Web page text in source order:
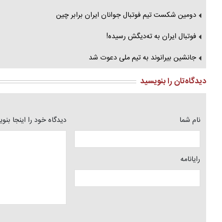
دومین شکست تیم فوتبال جوانان ایران برابر چین
فوتبال ایران به ته‌دیگش رسیده!
جانشین بیرانوند به تیم ملی دعوت شد
دیدگاه‌تان را بنویسید
نام شما
رایانامه
دیدگاه خود را اینجا